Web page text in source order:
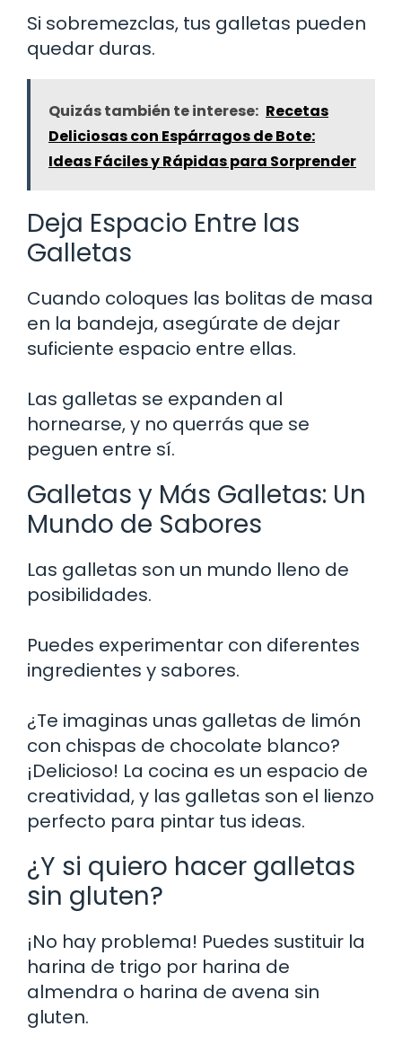
Si sobremezclas, tus galletas pueden
quedar duras.
Quizás también te interese: Recetas
Deliciosas con Espárragos de Bote:
Ideas Fáciles y Rápidas para Sorprender
Deja Espacio Entre las
Galletas
Cuando coloques las bolitas de masa
en la bandeja, asegúrate de dejar
suficiente espacio entre ellas.
Las galletas se expanden al
hornearse, y no querrás que se
peguen entre sí.
Galletas y Más Galletas: Un
Mundo de Sabores
Las galletas son un mundo lleno de
posibilidades.
Puedes experimentar con diferentes
ingredientes y sabores.
¿Te imaginas unas galletas de limón
con chispas de chocolate blanco?
¡Delicioso! La cocina es un espacio de
creatividad, y las galletas son el lienzo
perfecto para pintar tus ideas.
¿Y si quiero hacer galletas
sin gluten?
¡No hay problema! Puedes sustituir la
harina de trigo por harina de
almendra o harina de avena sin
gluten.